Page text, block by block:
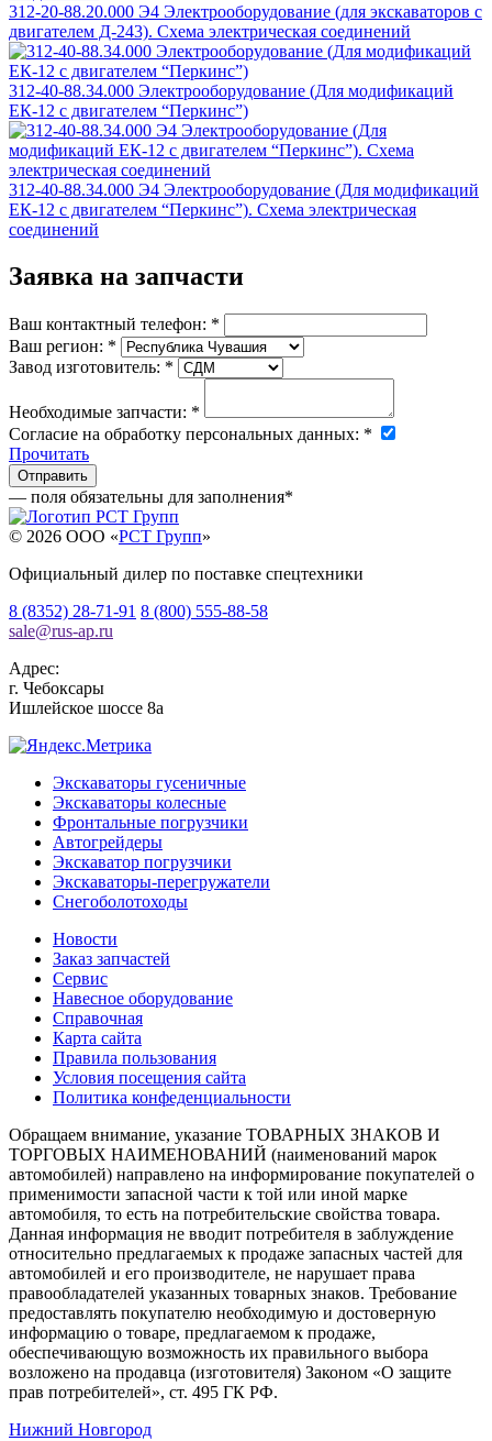
312-20-88.20.000 Э4 Электрооборудование (для экскаваторов с
двигателем Д-243). Схема электрическая соединений
312-40-88.34.000 Электрооборудование (Для модификаций
ЕК-12 с двигателем “Перкинс”)
312-40-88.34.000 Э4 Электрооборудование (Для модификаций
ЕК-12 с двигателем “Перкинс”). Схема электрическая
соединений
Заявка на запчасти
Ваш контактный телефон: *
Ваш регион: *
Завод изготовитель: *
Необходимые запчасти: *
Согласие на обработку персональных данных: *
Прочитать
— поля обязательны для заполнения*
© 2026 OOO «РСТ Групп»
Официальный дилер по поставке спецтехники
8 (8352) 28-71-91 8 (800) 555-88-58
sale@rus-ap.ru
Адрес:
г. Чебоксары
Ишлейское шоссе 8а
Экскаваторы гусеничные
Экскаваторы колесные
Фронтальные погрузчики
Автогрейдеры
Экскаватор погрузчики
Экскаваторы-перегружатели
Снегоболотоходы
Новости
Заказ запчастей
Сервис
Навесное оборудование
Справочная
Карта сайта
Правила пользования
Условия посещения сайта
Политика конфеденциальности
Обращаем внимание, указание ТОВАРНЫХ ЗНАКОВ И
ТОРГОВЫХ НАИМЕНОВАНИЙ (наименований марок
автомобилей) направлено на информирование покупателей о
применимости запасной части к той или иной марке
автомобиля, то есть на потребительские свойства товара.
Данная информация не вводит потребителя в заблуждение
относительно предлагаемых к продаже запасных частей для
автомобилей и его производителе, не нарушает права
правообладателей указанных товарных знаков. Требование
предоставлять покупателю необходимую и достоверную
информацию о товаре, предлагаемом к продаже,
обеспечивающую возможность их правильного выбора
возложено на продавца (изготовителя) Законом «О защите
прав потребителей», ст. 495 ГК РФ.
Нижний Новгород